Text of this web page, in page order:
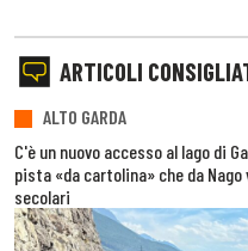
ARTICOLI
ALTO GARDA
C'è un nuovo accesso al lago di
pista «da cartolina» che da
secolari